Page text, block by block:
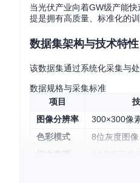
当光伏产业向着GW级产能
提是拥有高质量、标准化的
数据集架构与技术特性
该数据集通过系统化采集与
数据规格与采集标准
项目
图像分辨率
300×300像
色彩模式
8位灰度图像